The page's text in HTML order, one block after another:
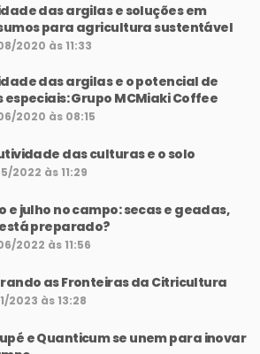
das argilas e soluções em
para agricultura sustentável
2020 às 11:33
das argilas e o potencial de
especiais: Grupo MCMiaki Coffee
2020 às 08:15
das culturas e o solo
2022 às 11:29
e julho no campo: secas e geadas,
preparado?
2022 às 11:56
as Fronteiras da Citricultura
2023 às 13:28
e Quanticum se unem para inovar